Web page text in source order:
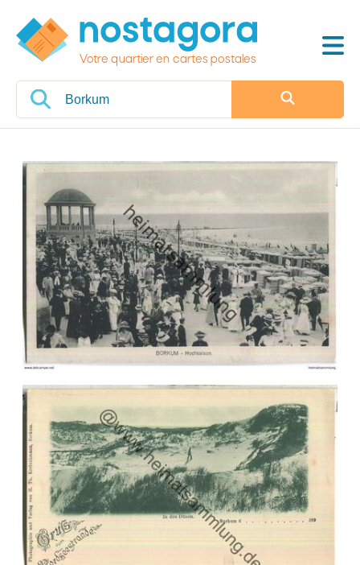
Votre quartier en cartes postales